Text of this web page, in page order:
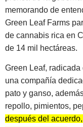
memorando de
Green Leaf Farms
de cannabis rica en
de 14 mil hectáreas.
Green Leaf,
una compañía
pato y ganso,
repollo, pimientos,
después del